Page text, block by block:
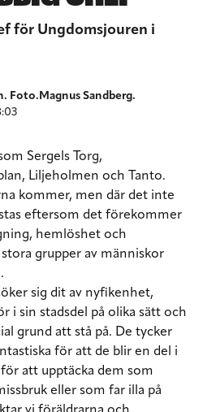
för Ungdomsjouren i
Foto.Magnus Sandberg.
Sergels Torg,
Liljeholmen och Tanto.
kommer, men där det inte
eftersom det förekommer
hemlöshet och
grupper av människor
sig dit av nyfikenhet,
i sin stadsdel på olika sätt och
grund att stå på. De tycker
för att de blir en del i
att upptäcka dem som
eller som far illa på